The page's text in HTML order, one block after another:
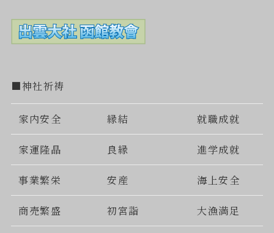
■神社祈祷
家内安全 縁結 就職成就
家運隆晶 良縁 進学成就
事業繁栄 安産 海上安全
商売繁盛 初宮詣 大漁満足